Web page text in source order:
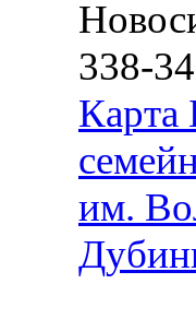
338-
Карта
им.